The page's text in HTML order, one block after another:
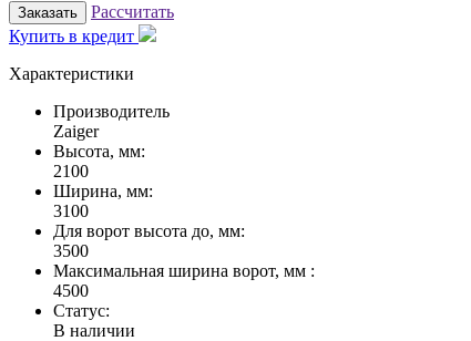
Заказать
Рассчитать
Купить в кредит
Характеристики
Производитель
Zaiger
Высота, мм:
2100
Ширина, мм:
3100
Для ворот высота до, мм:
3500
Максимальная ширина ворот, мм :
4500
Статус:
В наличии